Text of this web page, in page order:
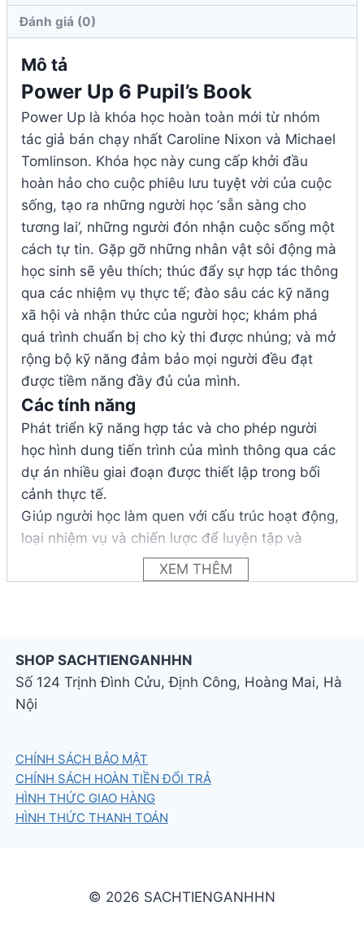
Đánh giá (0)
Mô tả
Power Up 6 Pupil’s Book
Power Up là khóa học hoàn toàn mới từ nhóm
tác giả bán chạy nhất Caroline Nixon và Michael
Tomlinson. Khóa học này cung cấp khởi đầu
hoàn hảo cho cuộc phiêu lưu tuyệt vời của cuộc
sống, tạo ra những người học ‘sẵn sàng cho
tương lai’, những người đón nhận cuộc sống một
cách tự tin. Gặp gỡ những nhân vật sôi động mà
học sinh sẽ yêu thích; thúc đẩy sự hợp tác thông
qua các nhiệm vụ thực tế; đào sâu các kỹ năng
xã hội và nhận thức của người học; khám phá
quá trình chuẩn bị cho kỳ thi được nhúng; và mở
rộng bộ kỹ năng đảm bảo mọi người đều đạt
được tiềm năng đầy đủ của mình.
Các tính năng
Phát triển kỹ năng hợp tác và cho phép người
học hình dung tiến trình của mình thông qua các
dự án nhiều giai đoạn được thiết lập trong bối
cảnh thực tế.
Giúp người học làm quen với cấu trúc hoạt động,
loại nhiệm vụ và chiến lược để luyện tập và
chuẩn bị cho kỳ thi thành công.
Cung cấp cầu nối đến bậc Trung học với khóa
XEM THÊM
SHOP SACHTIENGANHHN
Số 124 Trịnh Đình Cửu, Định Công, Hoàng Mai, Hà
Nội
CHÍNH SÁCH BẢO MẬT
CHÍNH SÁCH HOÀN TIỀN ĐỔI TRẢ
HÌNH THỨC GIAO HÀNG
HÌNH THỨC THANH TOÁN
© 2026 SACHTIENGANHHN